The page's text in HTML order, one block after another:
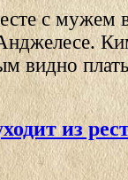
с мужем
видно
из